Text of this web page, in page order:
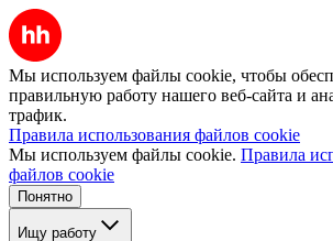
Мы используем файлы cookie, чтобы
правильную работу нашего веб-сайта и
трафик.
Правила использования файлов cookie
Мы используем файлы cookie. Правила
файлов cookie
Понятно
Ищу работу